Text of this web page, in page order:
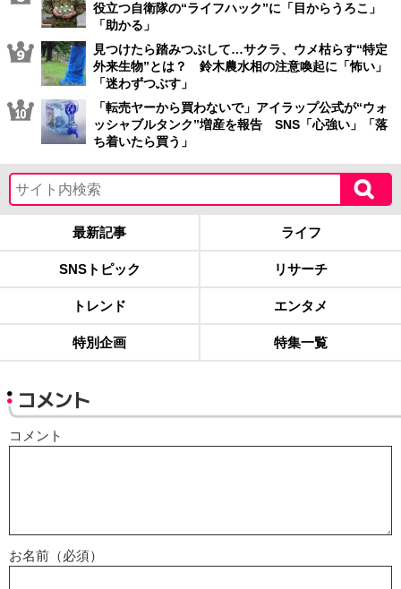
役立つ自衛隊の“ライフハック”に「目からうろこ」
「助かる」
見つけたら踏みつぶして…サクラ、ウメ枯らす“特定
外来生物”とは？ 鈴木農水相の注意喚起に「怖い」
「迷わずつぶす」
「転売ヤーから買わないで」アイラップ公式が“ウォ
ッシャブルタンク”増産を報告 SNS「心強い」「落
ち着いたら買う」
最新記事 ライフ
SNSトピック リサーチ
トレンド エンタメ
特別企画 特集一覧
コメント
コメント
お名前（必須）